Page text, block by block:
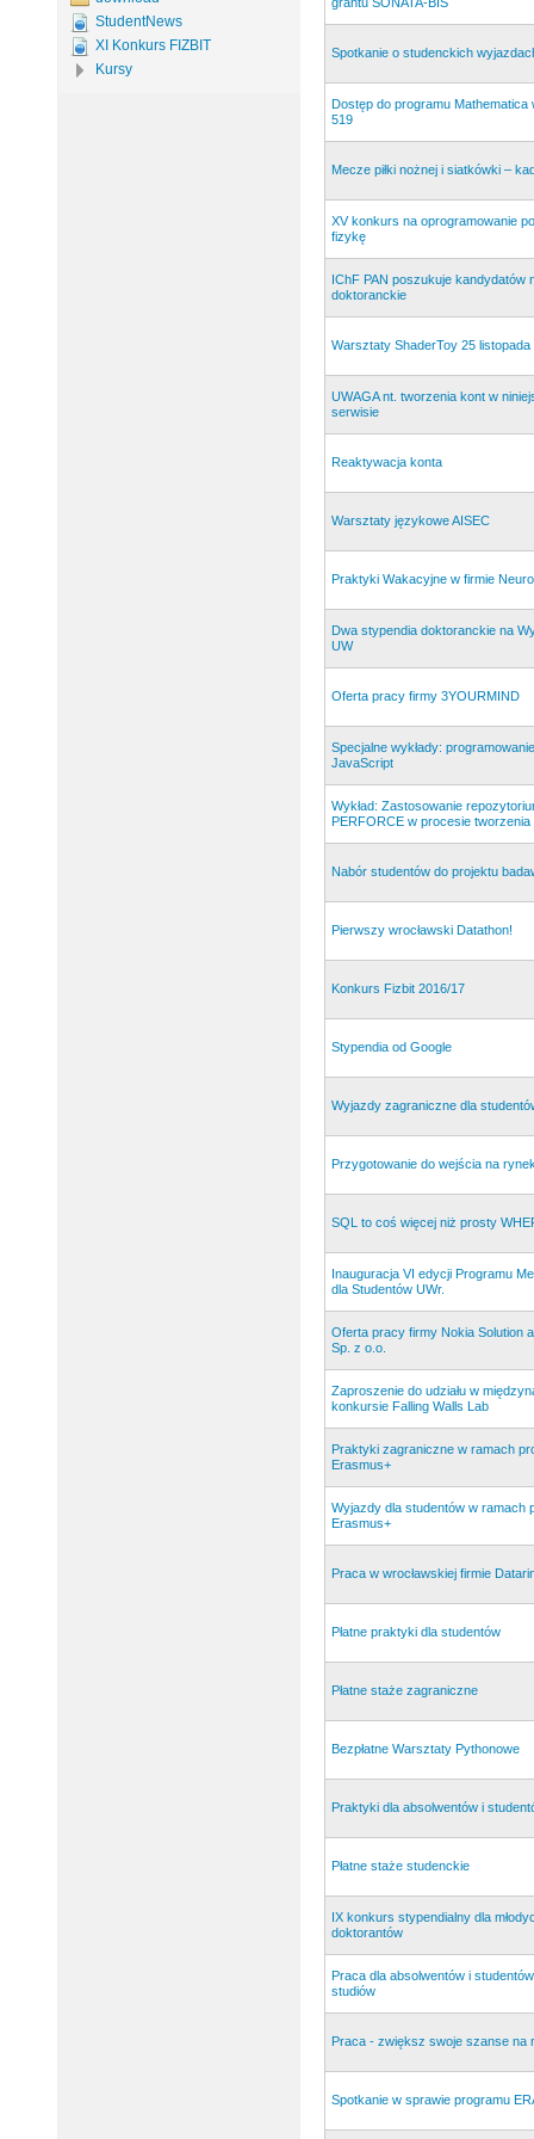
Spotkanie o studenckich
Dostęp do programu Mathematica
519
Mecze piłki nożnej i siatkówki –
XV konkurs na oprogramowanie
fizykę
IChF PAN poszukuje kandydatów
doktoranckie
Warsztaty ShaderToy 25 listopada
UWAGA nt. tworzenia kont w
serwisie
Reaktywacja konta
Warsztaty językowe AISEC
Praktyki Wakacyjne w firmie
Dwa stypendia doktoranckie na
UW
Oferta pracy firmy 3YOURMIND
Specjalne wykłady:
JavaScript
Wykład: Zastosowanie
PERFORCE w procesie tworzenia
Nabór studentów do projektu
Pierwszy wrocławski Datathon!
Konkurs Fizbit 2016/17
Stypendia od Google
Wyjazdy zagraniczne dla
Przygotowanie do wejścia na
SQL to coś więcej niż prosty
Inauguracja VI edycji Programu
dla Studentów UWr.
Oferta pracy firmy Nokia Solution
Sp. z o.o.
Zaproszenie do udziału w
konkursie Falling Walls Lab
Praktyki zagraniczne w ramach
Erasmus+
Wyjazdy dla studentów w ramach
Erasmus+
Praca w wrocławskiej firmie
Płatne praktyki dla studentów
Płatne staże zagraniczne
Bezpłatne Warsztaty Pythonowe
Praktyki dla absolwentów i
Płatne staże studenckie
IX konkurs stypendialny dla
doktorantów
Praca dla absolwentów i
studiów
Praca - zwiększ swoje szanse na
Spotkanie w sprawie programu
StudentNews
XI Konkurs FIZBIT
Kursy